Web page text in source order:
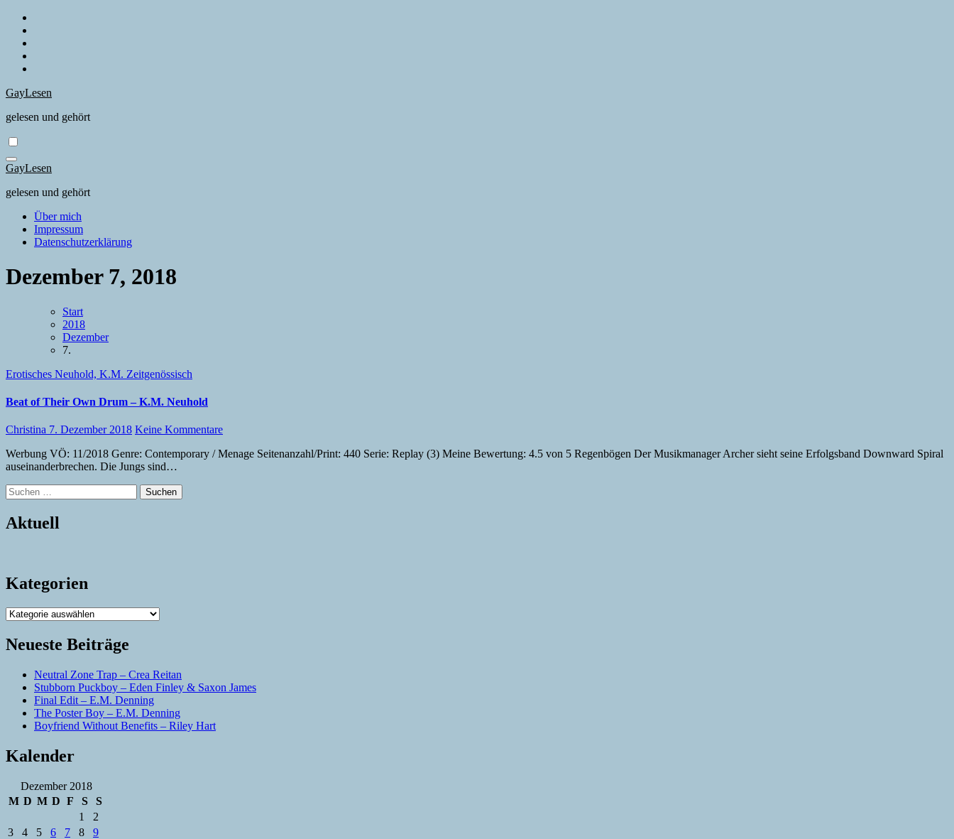
Zum
Inhalt
springen
GayLesen
gelesen und gehört
GayLesen
gelesen und gehört
Über mich
Impressum
Datenschutzerklärung
Dezember 7, 2018
Start
2018
Dezember
7.
Erotisches Neuhold, K.M. Zeitgenössisch
Beat of Their Own Drum – K.M. Neuhold
Christina 7. Dezember 2018 Keine Kommentare
Werbung VÖ: 11/2018 Genre: Contemporary / Menage Seitenanzahl/Print: 440 Serie: Replay (3) Meine Bewertung: 4.5 von 5 Regenbögen Der Musikmanager Archer sieht seine Erfolgsband Downward Spiral
auseinanderbrechen. Die Jungs sind…
Suchen
nach:
Aktuell
Kategorien
Kategorien
Neueste Beiträge
Neutral Zone Trap – Crea Reitan
Stubborn Puckboy – Eden Finley & Saxon James
Final Edit – E.M. Denning
The Poster Boy – E.M. Denning
Boyfriend Without Benefits – Riley Hart
Kalender
Dezember 2018
M D M D F S
S
1
2
3
4 5 6 7 8
9